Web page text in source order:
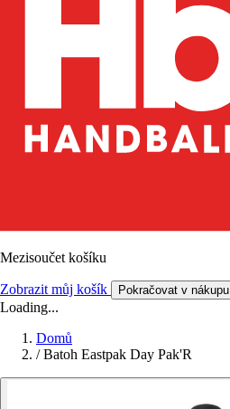
Mezisoučet košíku
Zobrazit můj košík Pokračovat v nákupu
Loading...
Domů
/ Batoh Eastpak Day Pak'R